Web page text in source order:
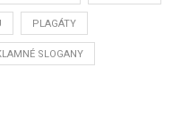
PLAGÁTY
SLOGANY